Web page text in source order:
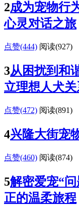
2成为宠物行
心灵对话之旅
点赞(444) 阅读(927)
3从困扰到和
立理想人犬关
点赞(472) 阅读(891)
4兴隆大街宠
点赞(460) 阅读(874)
5解密爱宠“
正的温柔旅程